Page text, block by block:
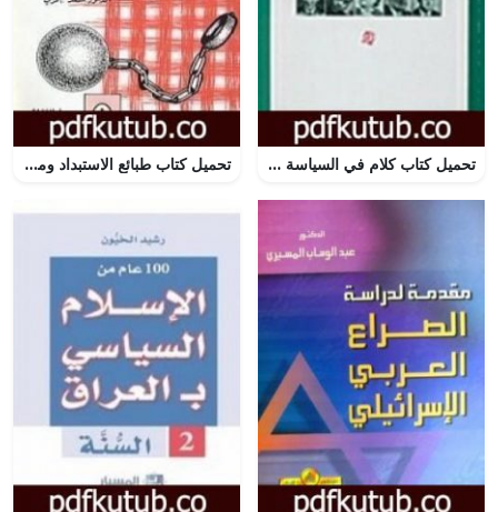
تحميل كتاب كلام في السياسة – قضايا ورجال PDF تأليف محمد حسنين هيكل مجانا [كامل] تحميل كتاب طبائع الاستبداد ومصارع الاستعباد PDF تأليف عبد الرحمن الكواكبي مجانا [كامل]